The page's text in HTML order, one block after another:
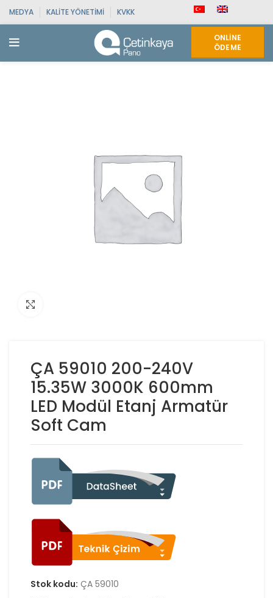
MEDYA KALITE YÖNETIMI KVKK
ONLINE
ÖDEME
ÇA 59010 200-240V
15.35W 3000K 600mm
LED Modül Etanj Armatür
Soft Cam
Stok kodu: ÇA 59010